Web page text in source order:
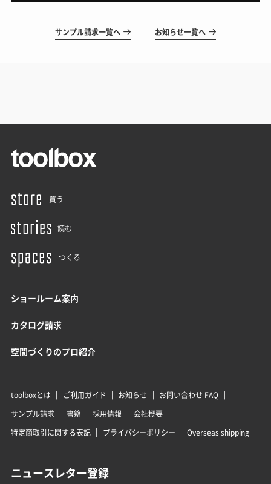
サンプル請求一覧へ お知らせ一覧へ
買う
読む
つくる
ショールーム案内
カタログ請求
空間づくりのプロ紹介
toolboxとは ご利用ガイド お知らせ
お問い合わせ FAQ
サンプル請求
書籍 採用情報
会社概要
特定商取引に関する表記
プライバシーポリシー Overseas shipping